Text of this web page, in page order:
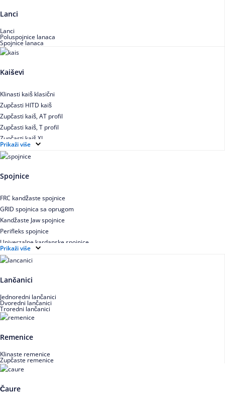
Lanci
Lanci
Poluspojnice lanaca
Spojnice lanaca
Kaiševi
Klinasti kaiš klasični
Zupčasti HITD kaiš
Zupčasti kaiš, AT profil
Zupčasti kaiš, T profil
Zupčasti kaiš XL
Zupčasti STD kaiš
Uskoprofilno klinasto remenje
Uskoprofilno klinasto remenje spojeno
Uskoprofilno klinasto remenje XP extra power
Višekanalno remenje PJ,PK
Prikaži više
Spojnice
FRC kandžaste spojnice
GRID spojnica sa oprugom
Kandžaste Jaw spojnice
Perifleks spojnice
Univerzalne kardanske spojnice
Zupčaste spojnice
Prikaži više
Lančanici
Jednoredni lančanici
Dvoredni lančanici
Troredni lančanici
Remenice
Klinaste remenice
Zupčaste remenice
Čaure